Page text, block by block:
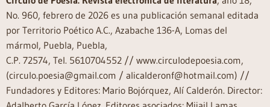
No. 960, febrero de 2026 es una publicación semanal editada
por Territorio Poético A.C., Azabache 136-A, Lomas del
mármol, Puebla, Puebla,
C.P. 72574, Tel. 5610704552 // www.circulodepoesia.com,
(circulo.poesia@gmail.com / alicalderonf@hotmail.com) //
Fundadores y Editores: Mario Bojórquez, Alí Calderón. Director: